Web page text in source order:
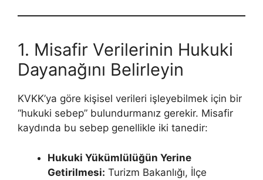
1. Misafir Verilerinin Hukuki
Dayanağını Belirleyin
KVKK’ya göre kişisel verileri işleyebilmek için bir
“hukuki sebep” bulundurmanız gerekir. Misafir
kaydında bu sebep genellikle iki tanedir:
Hukuki Yükümlülüğün Yerine
Getirilmesi: Turizm Bakanlığı, İlçe